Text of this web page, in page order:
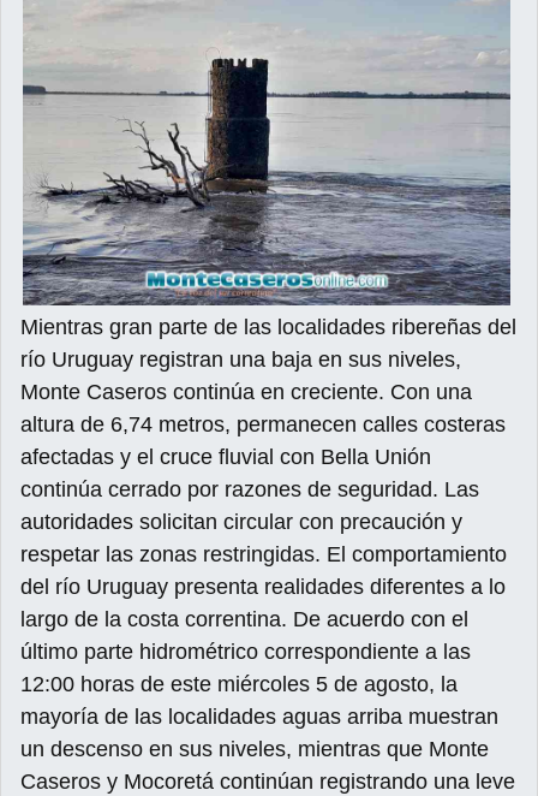
Mientras gran parte de las localidades ribereñas del
río Uruguay registran una baja en sus niveles,
Monte Caseros continúa en creciente. Con una
altura de 6,74 metros, permanecen calles costeras
afectadas y el cruce fluvial con Bella Unión
continúa cerrado por razones de seguridad. Las
autoridades solicitan circular con precaución y
respetar las zonas restringidas. El comportamiento
del río Uruguay presenta realidades diferentes a lo
largo de la costa correntina. De acuerdo con el
último parte hidrométrico correspondiente a las
12:00 horas de este miércoles 5 de agosto, la
mayoría de las localidades aguas arriba muestran
un descenso en sus niveles, mientras que Monte
Caseros y Mocoretá continúan registrando una leve